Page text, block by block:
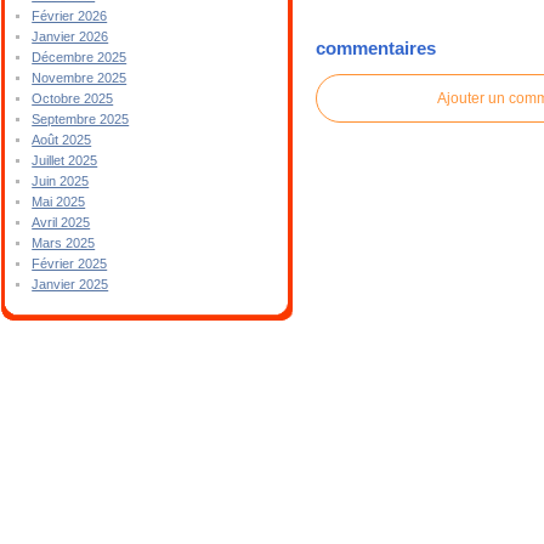
Février 2026
Janvier 2026
Décembre 2025
Novembre 2025
Octobre 2025
Septembre 2025
Août 2025
Juillet 2025
Juin 2025
Mai 2025
Avril 2025
Mars 2025
Février 2025
Janvier 2025
commentaires
Ajouter un